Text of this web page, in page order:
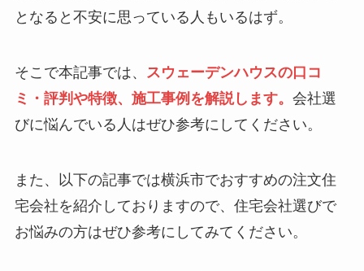
となると不安に思っている人もいるはず。
そこで本記事では、
スウェーデンハウスの口コ
ミ・評判や特徴、施工事例を解説します。 会社選
びに悩んでいる人はぜひ参考にしてください。
また、以下の記事では横浜市でおすすめの注文住
宅会社を紹介しておりますので、住宅会社選びで
お悩みの方はぜひ参考にしてみてください。